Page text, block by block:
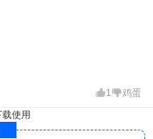
1 鸡蛋